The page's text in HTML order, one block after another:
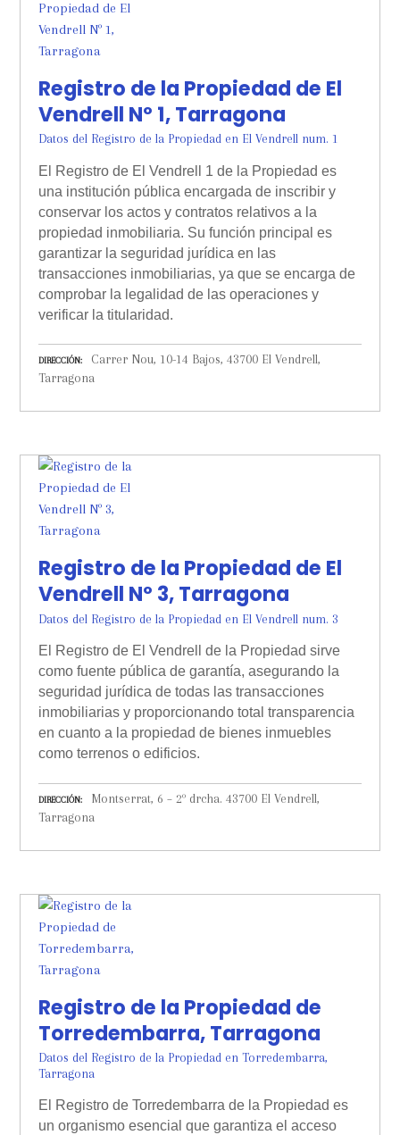
Registro de la Propiedad de El
Vendrell Nº 1, Tarragona
Datos del Registro de la Propiedad en El Vendrell num. 1
El Registro de El Vendrell 1 de la Propiedad es
una institución pública encargada de inscribir y
conservar los actos y contratos relativos a la
propiedad inmobiliaria. Su función principal es
garantizar la seguridad jurídica en las
transacciones inmobiliarias, ya que se encarga de
comprobar la legalidad de las operaciones y
verificar la titularidad.
DIRECCIÓN
Carrer Nou, 10-14 Bajos, 43700 El Vendrell,
Tarragona
Registro de la Propiedad de El
Vendrell Nº 3, Tarragona
Datos del Registro de la Propiedad en El Vendrell num. 3
El Registro de El Vendrell de la Propiedad sirve
como fuente pública de garantía, asegurando la
seguridad jurídica de todas las transacciones
inmobiliarias y proporcionando total transparencia
en cuanto a la propiedad de bienes inmuebles
como terrenos o edificios.
DIRECCIÓN
Montserrat, 6 – 2º drcha. 43700 El Vendrell,
Tarragona
Registro de la Propiedad de
Torredembarra, Tarragona
Datos del Registro de la Propiedad en Torredembarra,
Tarragona
El Registro de Torredembarra de la Propiedad es
un organismo esencial que garantiza el acceso